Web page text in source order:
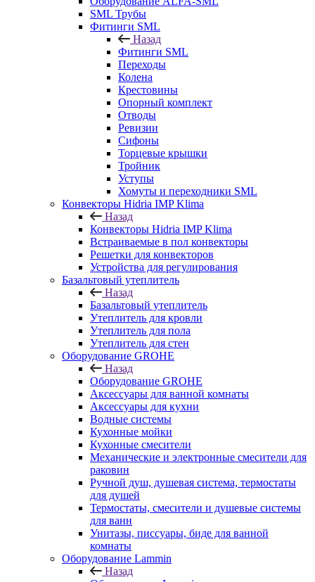
SML Трубы
Фитинги SML
Назад
Фитинги SML
Переходы
Колена
Крестовины
Опорный комплект
Отводы
Ревизии
Сифоны
Торцевые крышки
Тройник
Уступы
Хомуты и переходники SML
Конвекторы Hidria IMP Klima
Назад
Конвекторы Hidria IMP Klima
Встраиваемые в пол конвекторы
Решетки для конвекторов
Устройства для регулирования
Базальтовый утеплитель
Назад
Базальтовый утеплитель
Утеплитель для кровли
Утеплитель для пола
Утеплитель для стен
Оборудование GROHE
Назад
Оборудование GROHE
Аксессуары для ванной комнаты
Аксессуары для кухни
Водные системы
Кухонные мойки
Кухонные смесители
Механические и электронные смесители для
раковин
Ручной душ, душевая система, термостаты
для душей
Термостаты, смесители и душевые системы
для ванн
Унитазы, писсуары, биде для ванной
комнаты
Оборудование Lammin
Назад